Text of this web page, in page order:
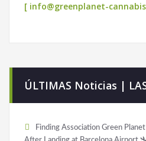
[ info@greenplanet-
ÚLTIMAS Noticias |
Finding Association Green